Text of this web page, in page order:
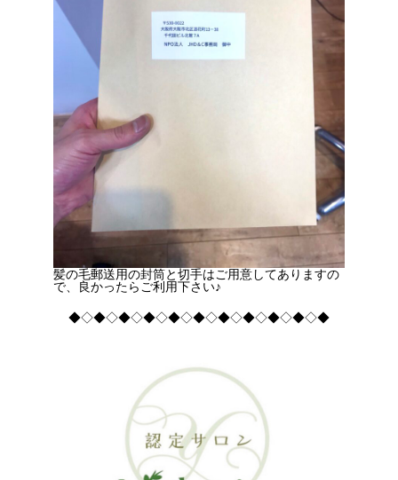
髪の毛郵送用の封筒と切手はご用意してありますの
で、良かったらご利用下さい♪
◆◇◆◇◆◇◆◇◆◇◆◇◆◇◆◇◆◇◆◇◆